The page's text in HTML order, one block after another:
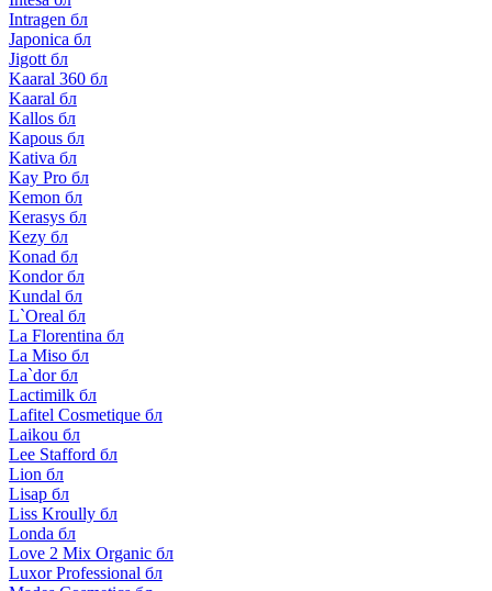
Intragen бл
Japonica бл
Jigott бл
Kaaral 360 бл
Kaaral бл
Kallos бл
Kapous бл
Kativa бл
Kay Pro бл
Kemon бл
Kerasys бл
Kezy бл
Konad бл
Kondor бл
Kundal бл
L`Oreal бл
La Florentina бл
La Miso бл
La`dor бл
Lactimilk бл
Lafitel Cosmetique бл
Laikou бл
Lee Stafford бл
Lion бл
Lisap бл
Liss Kroully бл
Londa бл
Love 2 Mix Organic бл
Luxor Professional бл